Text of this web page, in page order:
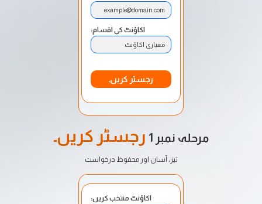
example@domain.com
اکاؤنٹ کی اقسام:
معیاری اکاؤنٹ
رجسٹر کریں۔
مرحلہ نمبر 1 رجسٹر کریں۔
تیز، آسان اور محفوظ درخواست
اکاؤنٹ منتخب کریں: